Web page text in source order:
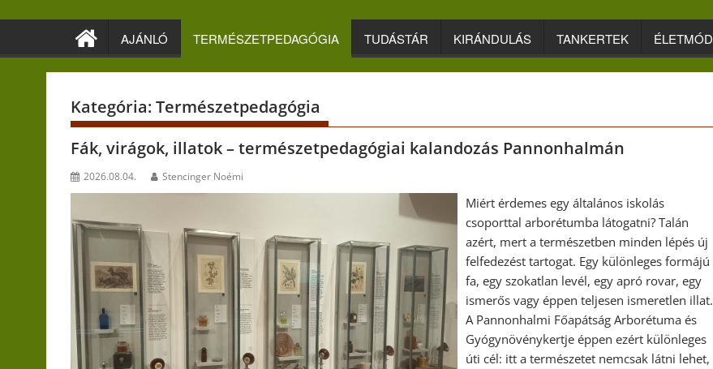
AJÁNLÓ TERMÉSZETPEDAGÓGIA TUDÁSTÁR KIRÁNDULÁS TANKERTEK ÉLETMÓD
Kategória:Természetpedagógia
Fák, virágok, illatok – természetpedagógiai kalandozás Pannonhalmán
2026.08.04. Stencinger Noémi
Miért érdemes egy általános iskolás
csoporttal arborétumba látogatni? Talán
azért, mert a természetben minden lépés új
felfedezést tartogat. Egy különleges formájú
fa, egy szokatlan levél, egy apró rovar, egy
ismerős vagy éppen teljesen ismeretlen illat.
A Pannonhalmi Főapátság Arborétuma és
Gyógynövénykertje éppen ezért különleges
úti cél: itt a természetet nemcsak látni lehet,